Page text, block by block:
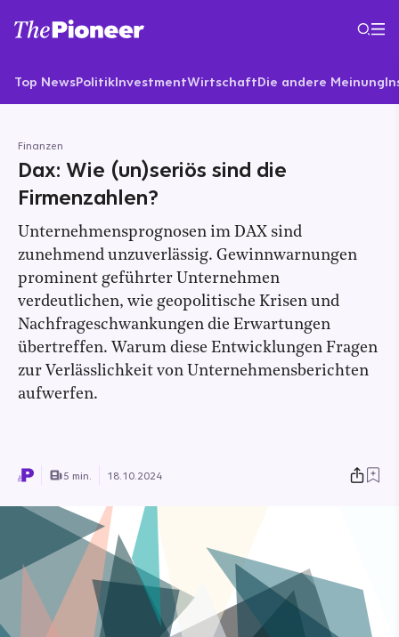
Top NewsPolitikInvestmentWirtschaftDie andere Meinung
Finanzen
Dax: Wie (un)seriös sind die
Firmenzahlen?
Unternehmensprognosen im DAX sind
zunehmend unzuverlässig. Gewinnwarnungen
prominent geführter Unternehmen
verdeutlichen, wie geopolitische Krisen und
Nachfrageschwankungen die Erwartungen
übertreffen. Warum diese Entwicklungen Fragen
zur Verlässlichkeit von Unternehmensberichten
aufwerfen.
5 min. 18.10.2024